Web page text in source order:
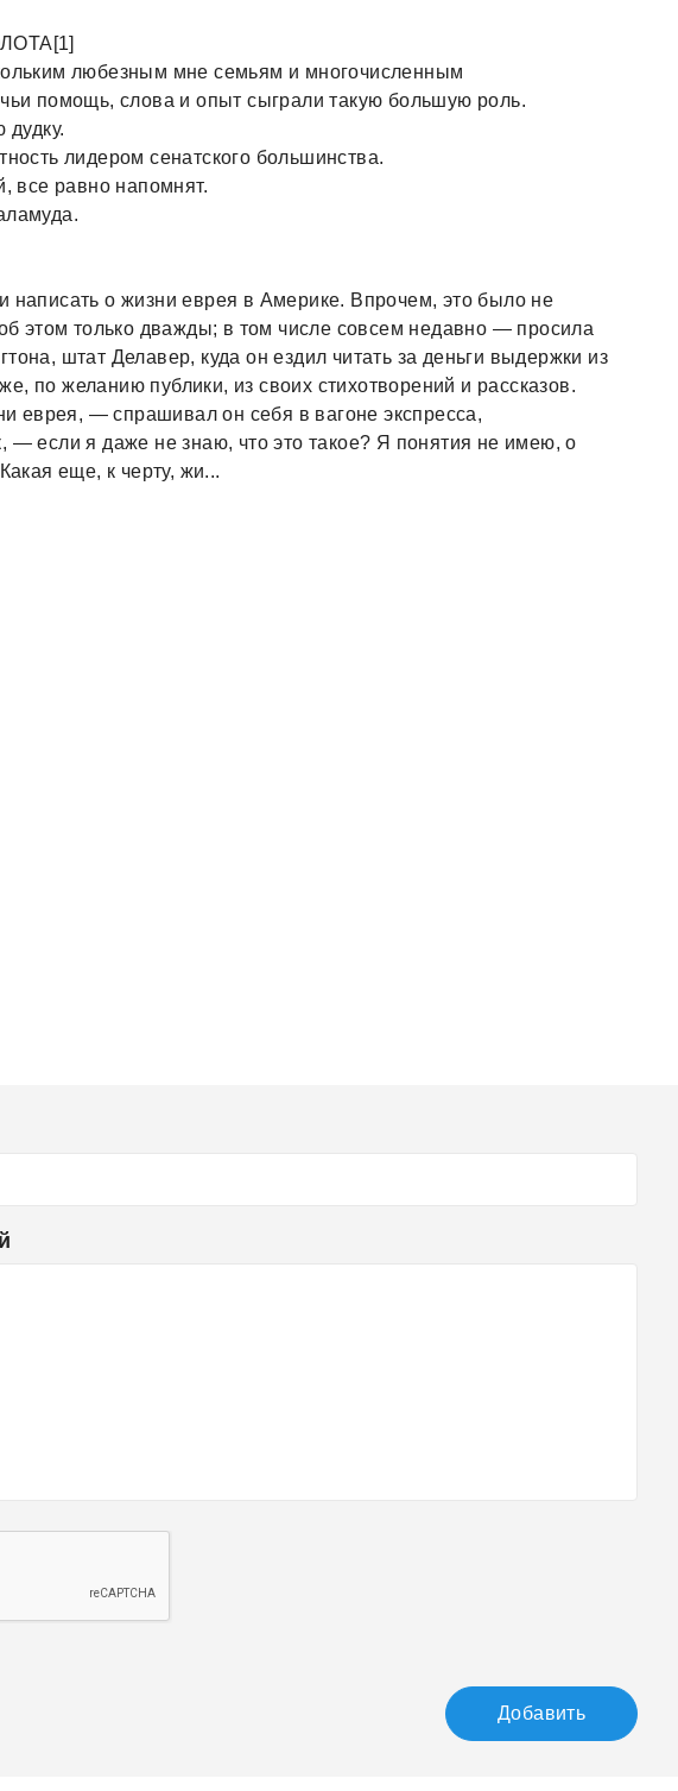
любезным мне семьям и многочисленным
помощь, слова и опыт сыграли такую большую роль.
дудку.
лидером сенатского большинства.
все равно напомнят.
написать о жизни еврея в Америке. Впрочем, это было не
этом только дважды; в том числе совсем недавно — просила
штат Делавер, куда он ездил читать за деньги выдержки из
по желанию публики, из своих стихотворений и рассказов.
еврея, — спрашивал он себя в вагоне экспресса,
— если я даже не знаю, что это такое? Я понятия не имею, о
еще, к черту, жи...
Добавить